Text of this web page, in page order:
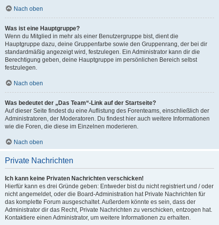
Nach oben
Was ist eine Hauptgruppe?
Wenn du Mitglied in mehr als einer Benutzergruppe bist, dient die
Hauptgruppe dazu, deine Gruppenfarbe sowie den Gruppenrang, der bei dir
standardmäßig angezeigt wird, festzulegen. Ein Administrator kann dir die
Berechtigung geben, deine Hauptgruppe im persönlichen Bereich selbst
festzulegen.
Nach oben
Was bedeutet der „Das Team“-Link auf der Startseite?
Auf dieser Seite findest du eine Auflistung des Forenteams, einschließlich der
Administratoren, der Moderatoren. Du findest hier auch weitere Informationen
wie die Foren, die diese im Einzelnen moderieren.
Nach oben
Private Nachrichten
Ich kann keine Privaten Nachrichten verschicken!
Hierfür kann es drei Gründe geben: Entweder bist du nicht registriert und / oder
nicht angemeldet, oder die Board-Administration hat Private Nachrichten für
das komplette Forum ausgeschaltet. Außerdem könnte es sein, dass der
Administrator dir das Recht, Private Nachrichten zu verschicken, entzogen hat.
Kontaktiere einen Administrator, um weitere Informationen zu erhalten.